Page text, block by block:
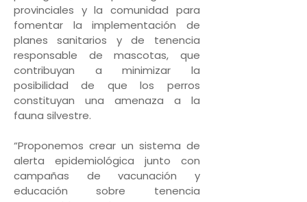
provinciales y la comunidad para
fomentar la implementación de
planes sanitarios y de tenencia
responsable de mascotas, que
contribuyan a minimizar la
posibilidad de que los perros
constituyan una amenaza a la
fauna silvestre.
“Proponemos crear un sistema de
alerta epidemiológica junto con
campañas de vacunación y
educación sobre tenencia